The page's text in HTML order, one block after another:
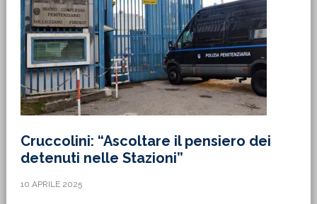
Cruccolini: “Ascoltare il pensiero dei
detenuti nelle Stazioni”
10 APRILE 2025